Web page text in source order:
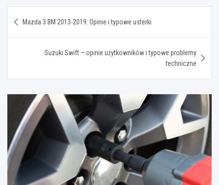
wpisu
Mazda 3 BM 2013-2019: Opinie i typowe usterki
Suzuki Swift – opinie użytkowników i typowe problemy
techniczne